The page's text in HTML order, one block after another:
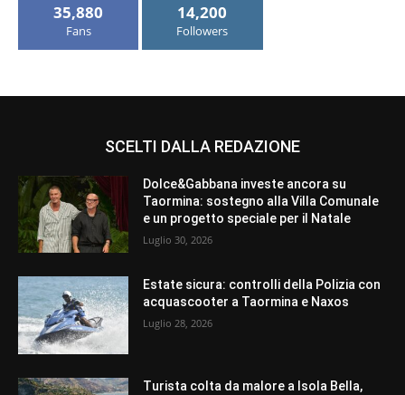
35,880
Fans
14,200
Followers
SCELTI DALLA REDAZIONE
Dolce&Gabbana investe ancora su
Taormina: sostegno alla Villa Comunale
e un progetto speciale per il Natale
Luglio 30, 2026
Estate sicura: controlli della Polizia con
acquascooter a Taormina e Naxos
Luglio 28, 2026
Turista colta da malore a Isola Bella,